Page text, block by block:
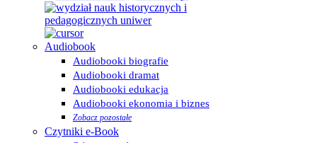
Audiobook
Audiobooki biografie
Audiobooki dramat
Audiobooki edukacja
Audiobooki ekonomia i biznes
Zobacz pozostałe
Czytniki e-Book